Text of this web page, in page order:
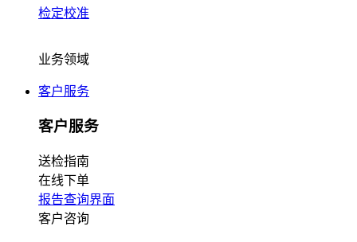
检定校准
业务领域
客户服务
客户服务
送检指南
在线下单
报告查询界面
客户咨询